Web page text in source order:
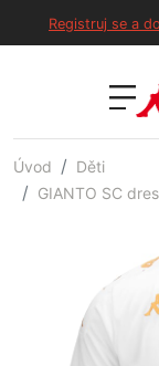
Registruj se a
Úvod
Děti
GIANTO SC